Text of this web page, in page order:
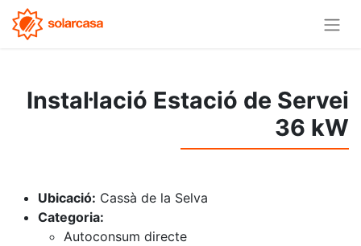
Instal·lació Estació de Servei
36 kW
Ubicació: Cassà de la Selva
Categoria:
Autoconsum directe